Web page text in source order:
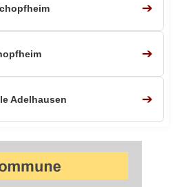
➔
➔
Adelhausen ➔